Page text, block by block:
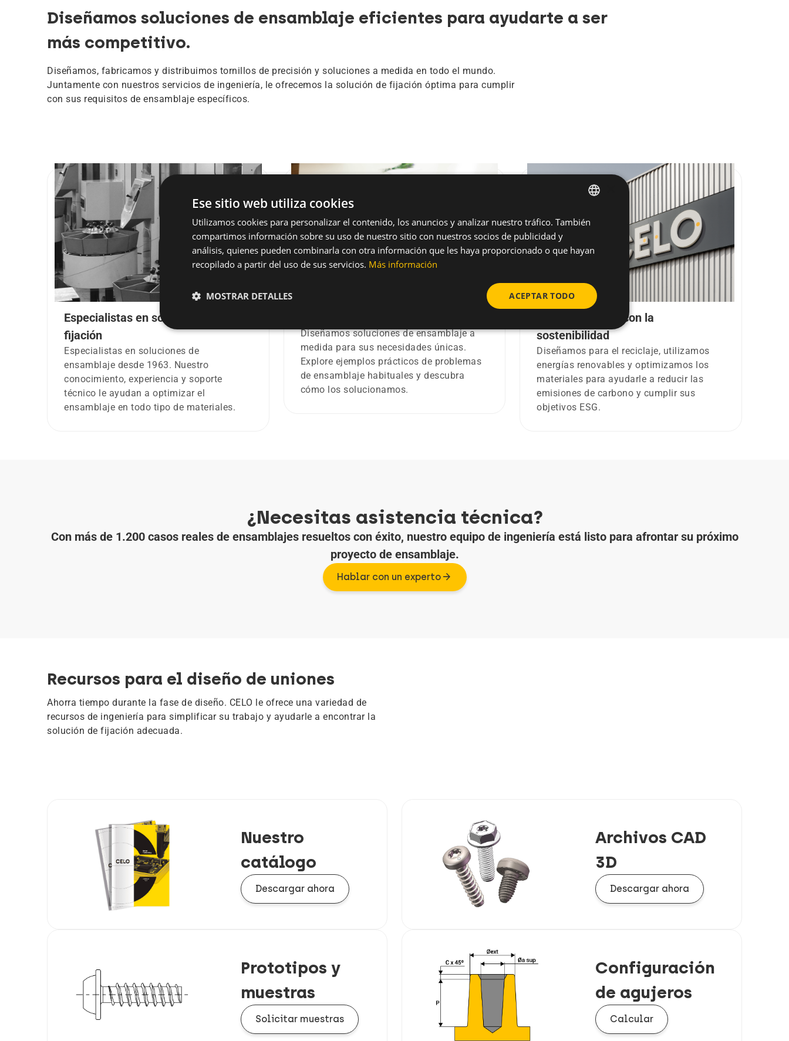
Diseñamos soluciones de ensamblaje eficientes para ayudarte a ser
más competitivo.
Diseñamos, fabricamos y distribuimos tornillos de precisión y soluciones a medida en todo el mundo.
Juntamente con nuestros servicios de ingeniería, le ofrecemos la solución de fijación óptima para cumplir
con sus requisitos de ensamblaje específicos.
Especialistas en soluciones de
fijación
Especialistas en soluciones de
ensamblaje desde 1963. Nuestro
conocimiento, experiencia y soporte
técnico le ayudan a optimizar el
ensamblaje en todo tipo de materiales.
Diseñamos soluciones de ensamblaje a
medida para sus necesidades únicas.
Explore ejemplos prácticos de problemas
de ensamblaje habituales y descubra
cómo los solucionamos.
Comprometidos con la
sostenibilidad
Diseñamos para el reciclaje, utilizamos
energías renovables y optimizamos los
materiales para ayudarle a reducir las
emisiones de carbono y cumplir sus
objetivos ESG.
¿Necesitas asistencia técnica?
Con más de 1.200 casos reales de ensamblajes resueltos con éxito, nuestro equipo de ingeniería está listo para afrontar su próximo
proyecto de ensamblaje.
Hablar con un experto
Recursos para el diseño de uniones
Ahorra tiempo durante la fase de diseño. CELO le ofrece una variedad de
recursos de ingeniería para simplificar su trabajo y ayudarle a encontrar la
solución de fijación adecuada.
Nuestro
catálogo
Descargar ahora
Prototipos y
muestras
Solicitar muestras
Archivos CAD
3D
Descargar ahora
Configuración
de agujeros
Calcular
ENGLISH
POLISH
Ese sitio web utiliza cookies
Utilizamos cookies para personalizar el contenido, los anuncios y analizar nuestro tráfico. También
compartimos información sobre su uso de nuestro sitio con nuestros socios de publicidad y
análisis, quienes pueden combinarla con otra información que les haya proporcionado o que hayan
recopilado a partir del uso de sus servicios. Más información
ACEPTAR TODO
MOSTRAR DETALLES